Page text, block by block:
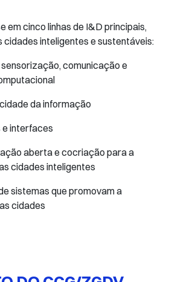
em cinco linhas de I&D principais,
cidades inteligentes e sustentáveis:
comunicação e
da informação
e interfaces
aberta e cocriação para a
cidades inteligentes
sistemas que promovam a
cidades